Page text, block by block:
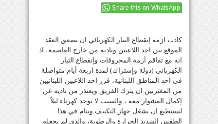
Share this on WhatsApp
كادت ازمة إنقطاع التيار الكهربائي ان تصعق العقد
الموقع بين احد اللاعبين وناديه من خارج العاصمة، اذ
انه مع تفاقم أزمة المحروقات وإنقطاع التيار
الكهربائي (دولة وإشتراك) لمدة اربعة أيام متواصلة
في احد المناطق اللبنانية، قرر احد اللاعبين اللبنانيين
من المغتربين ان يترك الفريق ويعتذر من ناديه عن
إكمال المشوار معه ، والسبب لا يوجد كهرباء ليلاً
ليستطيع ان يشغل جهاز التكييف وينام في هذا
الطقس الشديد الحرارة والرطوبة، والذي لم يجعله